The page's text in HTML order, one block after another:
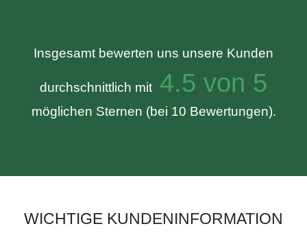
Insgesamt bewerten uns unsere Kunden
durchschnittlich mit 4.5 von 5
möglichen Sternen (bei 10 Bewertungen).
WICHTIGE KUNDENINFORMATION